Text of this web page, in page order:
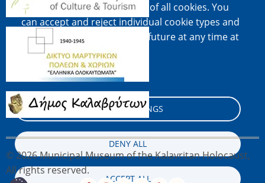
ALL", you consent to the use of all cookies. You
can accept and reject individual cookie types and
revoke your consent for the future at any time at
"Settings".
Cookie documentation
COOKIE SETTINGS
DENY ALL
ACCEPT ALL
Image
Image
© 2026 Municipal Museum of the Kalavritan Holocaust,
All rights reserved.